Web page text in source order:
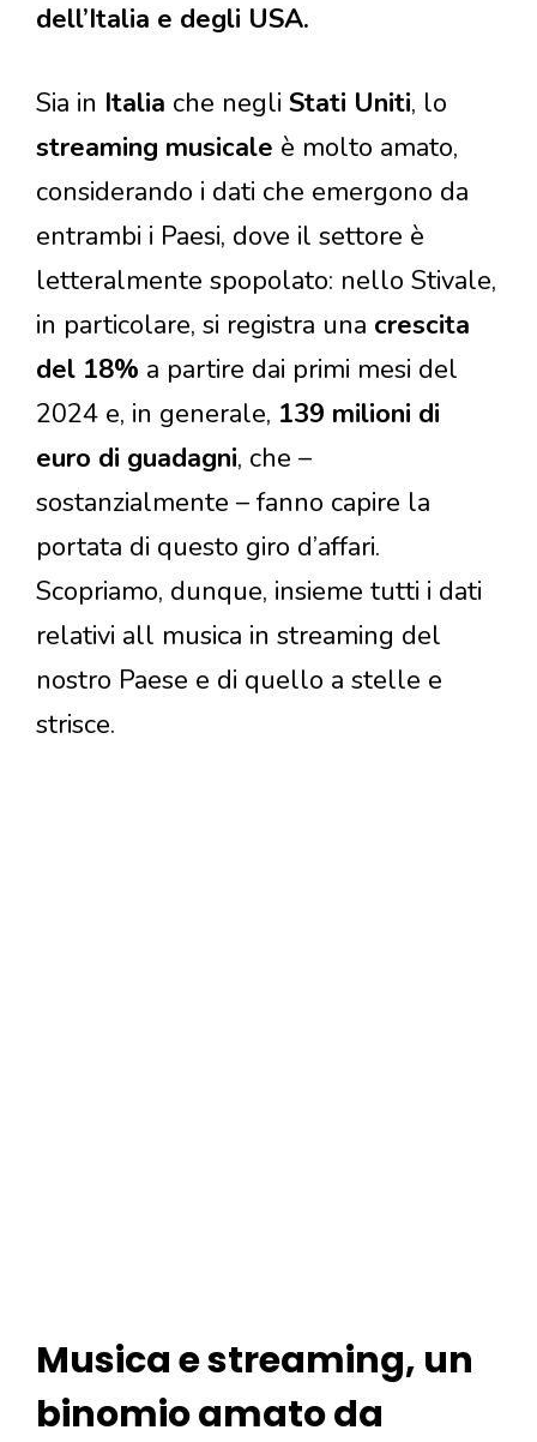
dell’Italia e degli USA.
Sia in Italia che negli Stati Uniti, lo
streaming musicale è molto amato,
considerando i dati che emergono da
entrambi i Paesi, dove il settore è
letteralmente spopolato: nello Stivale,
in particolare, si registra una crescita
del 18% a partire dai primi mesi del
2024 e, in generale, 139 milioni di
euro di guadagni, che –
sostanzialmente – fanno capire la
portata di questo giro d’affari.
Scopriamo, dunque, insieme tutti i dati
relativi all musica in streaming del
nostro Paese e di quello a stelle e
strisce.
Musica e streaming, un
binomio amato da